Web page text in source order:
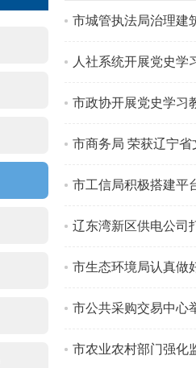
市城管执法局治理建
人社系统开展党史学
市政协开展党史学习
市商务局 荣获辽宁
市工信局积极搭建平
辽东湾新区供电公司
市生态环境局认真做
市公共采购交易中心
市农业农村部门强化